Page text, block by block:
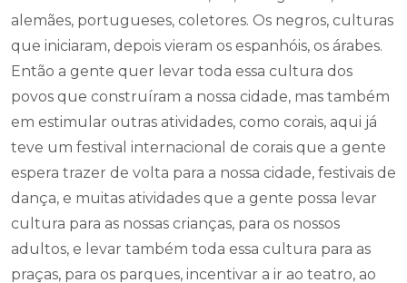
alemães, portugueses, coletores. Os negros, culturas
que iniciaram, depois vieram os espanhóis, os árabes.
Então a gente quer levar toda essa cultura dos
povos que construíram a nossa cidade, mas também
em estimular outras atividades, como corais, aqui já
teve um festival internacional de corais que a gente
espera trazer de volta para a nossa cidade, festivais de
dança, e muitas atividades que a gente possa levar
cultura para as nossas crianças, para os nossos
adultos, e levar também toda essa cultura para as
praças, para os parques, incentivar a ir ao teatro, ao